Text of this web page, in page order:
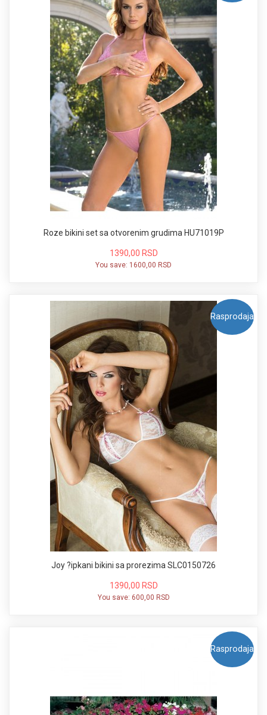
Roze bikini set sa otvorenim grudima HU71019P
1390,00 RSD
You save: 1600,00 RSD
Rasprodaja
Joy ?ipkani bikini sa prorezima SLC0150726
1390,00 RSD
You save: 600,00 RSD
Rasprodaja